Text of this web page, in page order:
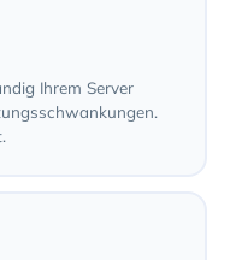
Ihrem Server